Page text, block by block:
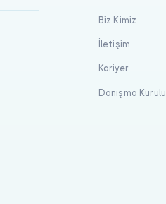
Biz Kimiz
İletişim
Kariyer
Danışma Kurulu